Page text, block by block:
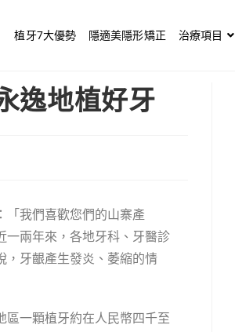
植牙7大優勢 隱適美隱形矯正 治療項目
逸地植好牙
「我們喜歡您們的山寨產
一兩年來，各地牙科、牙醫診
，牙齦產生發炎、萎縮的情
區一顆植牙約在人民幣四千至